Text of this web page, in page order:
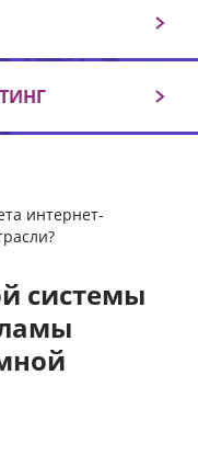
интернет-
системы